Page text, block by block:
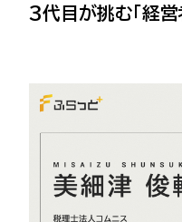
3代目が挑む「経